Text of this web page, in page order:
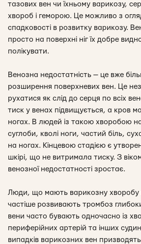
тазових вен чи їхньому варикозу,
хвороб і геморою. Це можливо з
спадковості в розвитку варикозу.
просто на поверхні ніг їх добре
полікувати.
Венозна недостатність — це вже
розширення поверхневих вен. Це
рухатися як слід до серця по всіх
тиск у венах підвищується, а кров
ногах. В людей із такою хворобою
суглоби, кволі ноги, частий біль,
на ногах. Кінцевою стадією є
шкірі, що не витримала тиску. З
венозної недостатності зростає.
Люди, що мають варикозну хворобу
частіше розвивають тромбоз
вени часто бувають одночасно із
периферійних артерій та інших
випадків варикозних вен